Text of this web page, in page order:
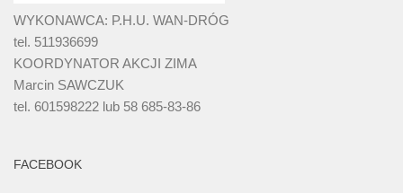
WYKONAWCA: P.H.U. WAN-DRÓG
tel. 511936699
KOORDYNATOR AKCJI ZIMA
Marcin SAWCZUK
tel. 601598222 lub 58 685-83-86
FACEBOOK